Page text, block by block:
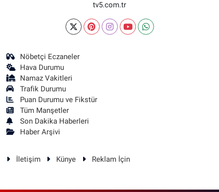
tv5.com.tr
Nöbetçi Eczaneler
Hava Durumu
Namaz Vakitleri
Trafik Durumu
Puan Durumu ve Fikstür
Tüm Manşetler
Son Dakika Haberleri
Haber Arşivi
İletişim Künye Reklam İçin